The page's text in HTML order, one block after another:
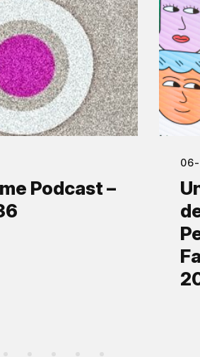
Podcast –